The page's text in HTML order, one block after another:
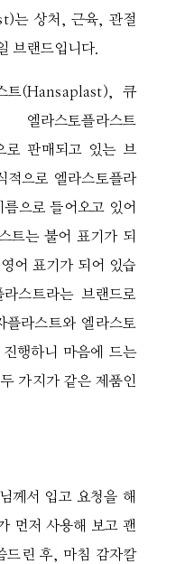
는 상처, 근육, 관절
브랜드입니다.
트(Hansaplast), 큐
라스토플라스트
로 판매되고 있는 브
적으로 엘라스토플라
으로 들어오고 있어
트는 불어 표기가 되
어 표기가 되어 있습
스트라는 브랜드로
플라스트와 엘라스토
행하니 마음에 드는
가지가 같은 제품인
께서 입고 요청을 해
먼저 사용해 보고 괜
드린 후, 마침 감자칼